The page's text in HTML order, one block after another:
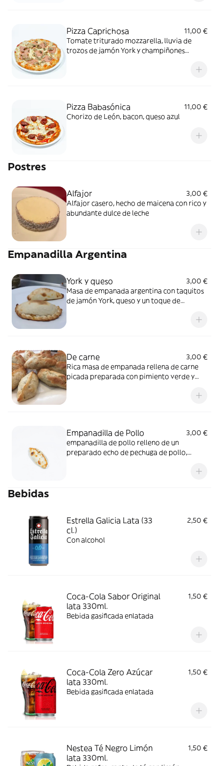
Pizza Caprichosa
11,00 €
Tomate triturado mozzarella, lluvia de
trozos de jamón York y champiñones
Pizza Babasónica
11,00 €
Chorizo de León, bacon, queso azul
Postres
Alfajor
3,00 €
Alfajor casero, hecho de maicena con rico y
abundante dulce de leche
Empanadilla Argentina
York y queso
3,00 €
Masa de empanada argentina con taquitos
de jamón York, queso y un toque de
De carne
3,00 €
Rica masa de empanada rellena de carne
picada preparada con pimiento verde y
Empanadilla de Pollo
3,00 €
empanadilla de pollo relleno de un
preparado echo de pechuga de pollo,
argentinas, orégano y queso semi curado.
Bebidas
Estrella Galicia Lata (33
cl.)
2,50 €
Con alcohol
Coca-Cola Sabor Original
lata 330ml.
1,50 €
Bebida gasificada enlatada
Coca-Cola Zero Azúcar
lata 330ml.
1,50 €
Bebida gasificada enlatada
Nestea Té Negro Limón
lata 330ml.
1,50 €